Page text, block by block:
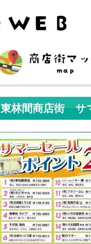
東林間商店街 サ